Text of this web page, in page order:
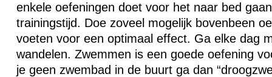
enkele oefeningen doet voor het naar bed
trainingstijd. Doe zoveel mogelijk bovenbeen
voeten voor een optimaal effect. Ga elke dag
wandelen. Zwemmen is een goede oefening
je geen zwembad in de buurt ga dan